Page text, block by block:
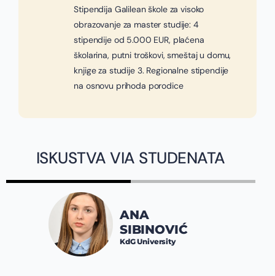
Stipendija Galilean škole za visoko
obrazovanje za master studije: 4
stipendije od 5.000 EUR, plaćena
školarina, putni troškovi, smeštaj u domu,
knjige za studije 3. Regionalne stipendije
na osnovu prihoda porodice
ISKUSTVA VIA STUDENATA
ANA
SIBINOVIĆ
KdG University